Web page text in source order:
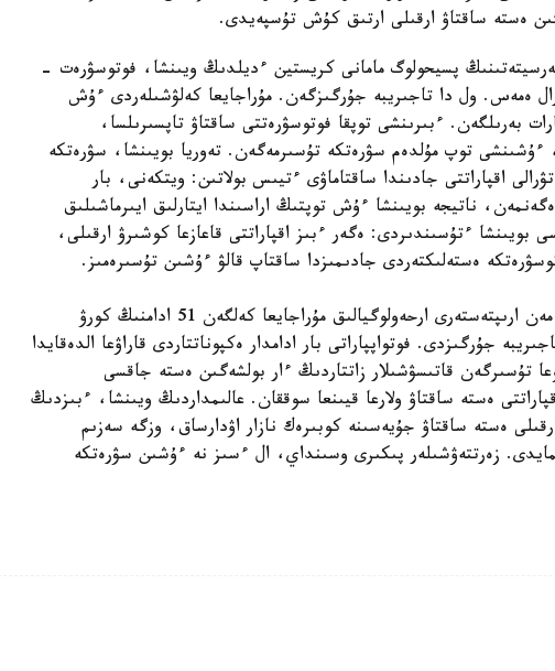
ەستە ساقتاۋ ارقىلى ارتىق كۇش تۇسپەيدى.
پسيحولوگ مامانى كريستين ءديلدىڭ ويىنشا، فوتوسۋرەت -
ەمەس. ول دا تاجىريبە جۇرگىزگەن. مۇراجايعا كەلۋشىلەردى ءۇش
بەرىلگەن. ءبىرىنشى توپقا فوتوسۋرەتتى ساقتاۋ تاپسىرىلسا،
توپ مۇلدەم سۋرەتكە تۇسىرمەگەن. تەوريا بويىنشا، سۋرەتكە
اقپاراتتى جادىندا ساقتاماۋى ءتيىس بولاتىن: ويتكەنى، بار
ناتيجە بويىنشا ءۇش توپتىڭ اراسىندا ايتارلىق ايىرماشىلىق
بويىنشا ءتۇسىندىردى: ەگەر ءبىز اقپاراتتى قاعازعا كوشىرۋ ارقىلى،
ەستەلىكتەردى جادىمىزدا ساقتاپ قالۋ ءۇشىن تۇسىرەمىز.
تاعى ءبىر زەرتتەۋ جۇمىسى كەزىندە ديل مەن ارىپتەستەرى ارحەولوگيالىق مۇراجايعا كەلگەن 51 ادامنىڭ كورۋ
جۇرگىزدى. فوتواپپاراتى بار ادامدار ەكپوناتتاردى قاراۋعا الدەقايدا
تۇسىرگەن قاتىسۋشىلار زاتتاردىڭ ءار بولشەگىن ەستە جاقسى
ەستە ساقتاۋ ولارعا قيىنعا سوققان. عالىمداردىڭ ويىنشا، ءبىزدىڭ
ەستە ساقتاۋ جۇيەسىنە كوبىرەك نازار اۋدارساق، وزگە سەزىم
زەرتتەۋشىلەر پىكىرى وسىنداي، ال ءسىز نە ءۇشىن سۋرەتكە